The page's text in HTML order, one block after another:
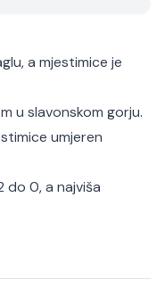
a mjestimice je
u slavonskom gorju.
umjeren
do 0, a najviša